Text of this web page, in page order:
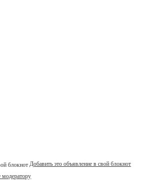
Добавить это объявление в свой блокнот
модератору